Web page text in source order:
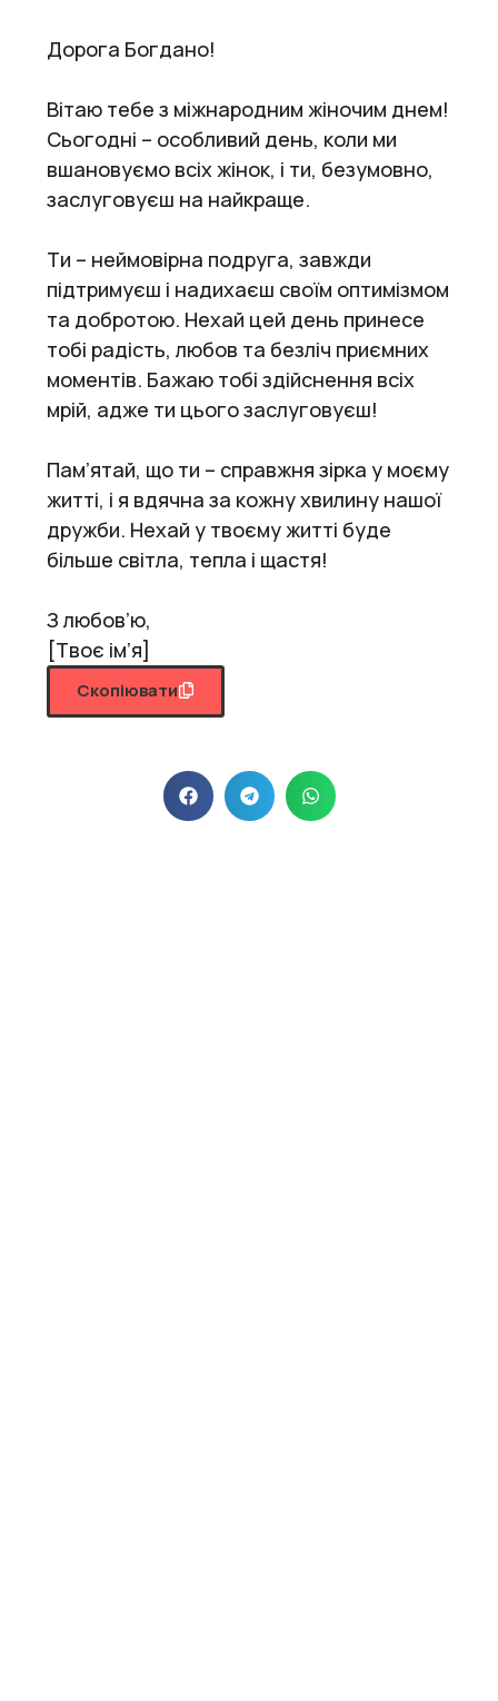
Дорога Богдано!
Вітаю тебе з міжнародним жіночим днем!
Сьогодні – особливий день, коли ми
вшановуємо всіх жінок, і ти, безумовно,
заслуговуєш на найкраще.
Ти – неймовірна подруга, завжди
підтримуєш і надихаєш своїм оптимізмом
та добротою. Нехай цей день принесе
тобі радість, любов та безліч приємних
моментів. Бажаю тобі здійснення всіх
мрій, адже ти цього заслуговуєш!
Пам’ятай, що ти – справжня зірка у моєму
житті, і я вдячна за кожну хвилину нашої
дружби. Нехай у твоєму житті буде
більше світла, тепла і щастя!
З любов’ю,
[Твоє ім’я]
Скопіювати